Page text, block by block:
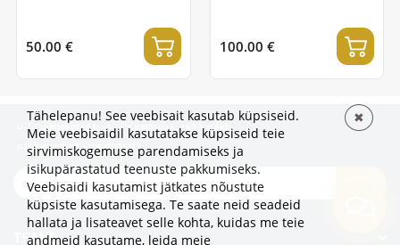
50.00 € 100.00 €
Liitu uudiskirjaga, et olla esimene, kes kuuleb
pakkumistest ja uudistest!
TEAVE
Tähelepanu! See veebisait kasutab küpsiseid.
Meie veebisaidil kasutatakse küpsiseid teie
sirvimiskogemuse parendamiseks ja
isikupärastatud teenuste pakkumiseks.
Veebisaidi kasutamist jätkates nõustute
küpsiste kasutamisega. Te saate neid seadeid
hallata ja lisateavet selle kohta, kuidas me teie
andmeid kasutame, leida meie
✖